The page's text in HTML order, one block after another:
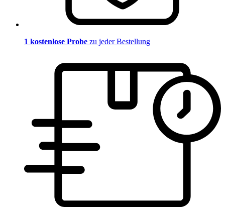
1 kostenlose Probe zu jeder Bestellung